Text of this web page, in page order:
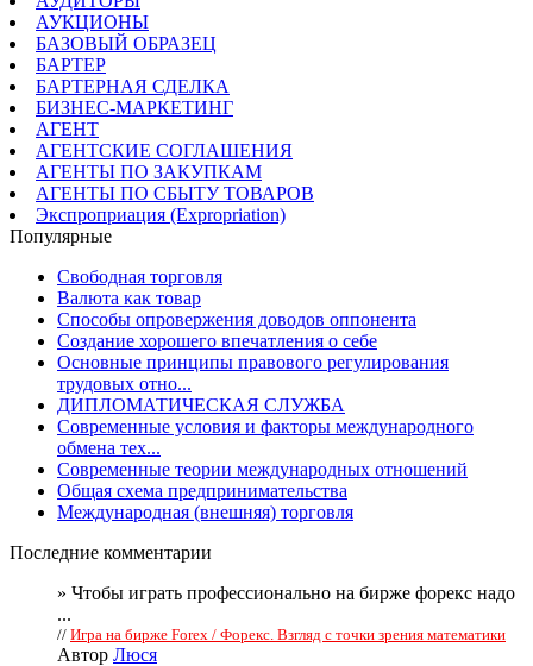
АУКЦИОНЫ
БАЗОВЫЙ ОБРАЗЕЦ
БАРТЕР
БАРТЕРНАЯ СДЕЛКА
БИЗНЕС-МАРКЕТИНГ
АГЕНТ
АГЕНТСКИЕ СОГЛАШЕНИЯ
АГЕНТЫ ПО ЗАКУПКАМ
АГЕНТЫ ПО СБЫТУ ТОВАРОВ
Экспроприация (Expropriation)
Популярные
Свободная торговля
Валюта как товар
Способы опровержения доводов оппонента
Создание хорошего впечатления о себе
Основные принципы правового регулирования
трудовых отно...
ДИПЛОМАТИЧЕСКАЯ СЛУЖБА
Современные условия и факторы международного
обмена тех...
Современные теории международных отношений
Общая схема предпринимательства
Международная (внешняя) торговля
Последние комментарии
» Чтобы играть профессионально на бирже форекс надо
...
// Игра на бирже Forex / Форекс. Взгляд с точки зрения математики
Автор Люся